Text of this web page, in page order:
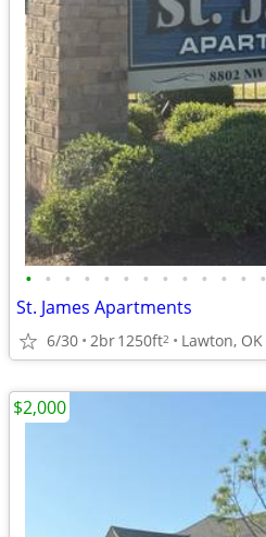
• • • • • • • • • • • • •
St. James Apartments
6/30 2br1250ft2 Lawton, OK
$2,000